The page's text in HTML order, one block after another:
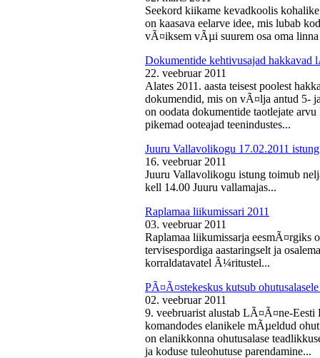
Seekord kiikame kevadkoolis
on kaasava eelarve idee, mis lubab
vÃ¤iksem vÃµi suurem osa oma
Dokumentide kehtivusajad hakkavad
22. veebruar 2011
Alates 2011. aasta teisest poolest
dokumendid, mis on vÃ¤lja antud 5-
on oodata dokumentide taotlejate
pikemad ooteajad teenindustes...
Juuru Vallavolikogu 17.02.2011 istung
16. veebruar 2011
Juuru Vallavolikogu istung toimub
kell 14.00 Juuru vallamajas...
Raplamaa liikumissari 2011
03. veebruar 2011
Raplamaa liikumissarja eesmÃ¤rgiks
tervisespordiga aastaringselt ja
korraldatavatel Ã¼ritustel...
PÃ¤Ã¤stekeskus kutsub
02. veebruar 2011
9. veebruarist alustab LÃ¤Ã¤ne-
komandodes elanikele mÃµeldud
on elanikkonna ohutusalase
ja koduse tuleohutuse parendamine...